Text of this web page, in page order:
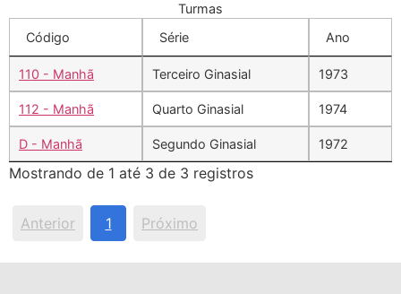
Turmas
Código
Série Ano
110 - Manhã Terceiro Ginasial 1973
112 - Manhã Quarto Ginasial 1974
D - Manhã Segundo Ginasial 1972
Mostrando de 1 até 3 de 3 registros
Anterior 1 Próximo